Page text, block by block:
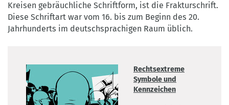
Kreisen gebräuchliche Schriftform, ist die Frakturschrift.
Diese Schriftart war vom 16. bis zum Beginn des 20.
Jahrhunderts im deutschsprachigen Raum üblich.
Rechtsextreme
Symbole und
Kennzeichen